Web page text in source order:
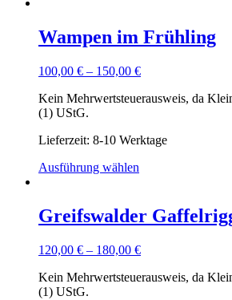
Wampen im Frühling
100,00 € – 150,00 €
Kein Mehrwertsteuerausweis, da
(1) UStG.
Lieferzeit: 8-10 Werktage
Ausführung wählen
Greifswalder
120,00 € – 180,00 €
Kein Mehrwertsteuerausweis, da
(1) UStG.